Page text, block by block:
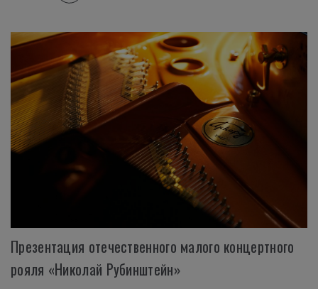
Презентация отечественного малого концертного
рояля «Николай Рубинштейн»